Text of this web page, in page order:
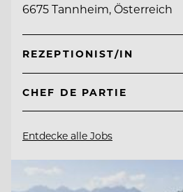
6675 Tannheim, Österreich
REZEPTIONIST/IN
CHEF DE PARTIE
Entdecke alle Jobs